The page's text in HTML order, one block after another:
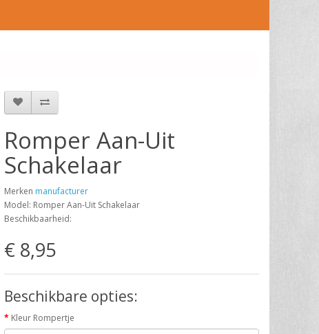
Romper Aan-Uit
Schakelaar
Merken manufacturer
Model: Romper Aan-Uit Schakelaar
Beschikbaarheid:
€ 8,95
Beschikbare opties:
Kleur Rompertje